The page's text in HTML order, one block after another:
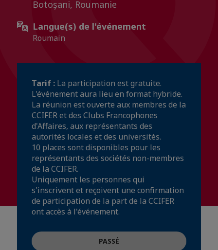
Botoșani, Roumanie
Langue(s) de l'événement
Roumain
Tarif : La participation est gratuite.
L'événement aura lieu en format hybride.
La réunion est ouverte aux membres de la
CCIFER et des Clubs Francophones
d'Affaires, aux représentants des
autorités locales et des universités.
10 places sont disponibles pour les
représentants des sociétés non-membres
de la CCIFER.
Uniquement les personnes qui
s'inscrivent et reçoivent une confirmation
de participation de la part de la CCIFER
ont accès à l'événement.
PASSÉ